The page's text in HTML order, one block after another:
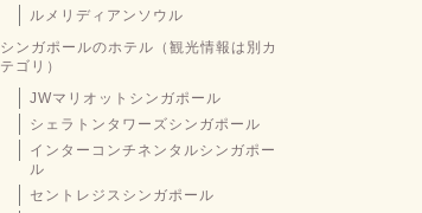
ルメリディアンソウル
シンガポールのホテル（観光情報は別カ
テゴリ）
JWマリオットシンガポール
シェラトンタワーズシンガポール
インターコンチネンタルシンガポー
ル
セントレジスシンガポール